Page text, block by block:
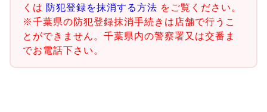
くは 防犯登録を抹消する方法 をご覧ください。
※千葉県の防犯登録抹消手続きは店舗で行うこ
とができません。千葉県内の警察署又は交番ま
でお電話下さい。